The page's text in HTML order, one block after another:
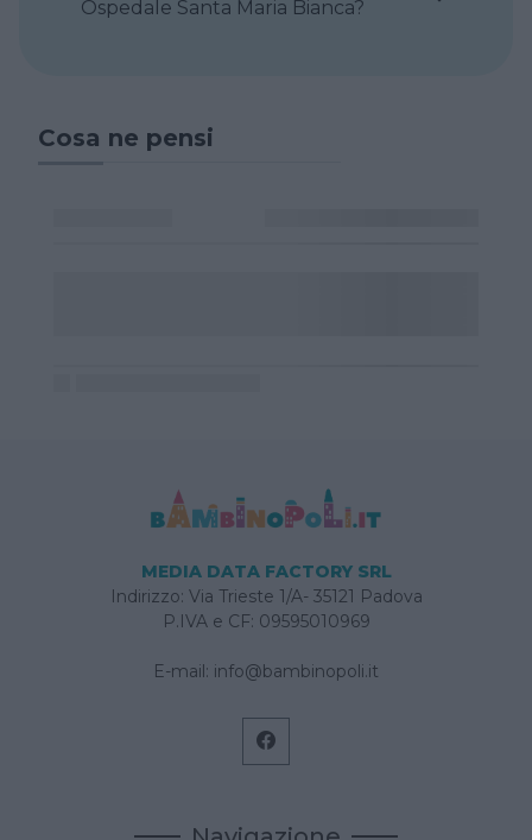
Ospedale Santa Maria Bianca?
Cosa ne pensi
MEDIA DATA FACTORY SRL
Indirizzo: Via Trieste 1/A- 35121 Padova
P.IVA e CF: 09595010969
E-mail: info@bambinopoli.it